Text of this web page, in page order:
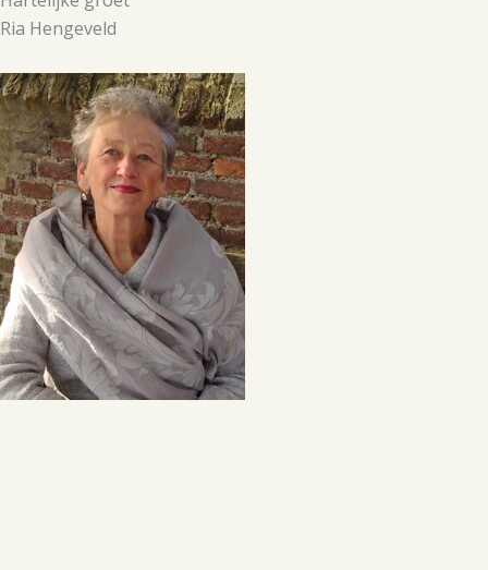
Ria Hengeveld